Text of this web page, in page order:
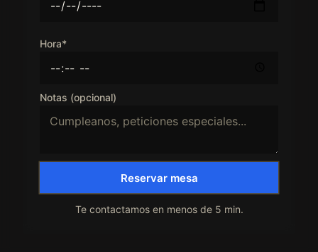
Hora*
Notas (opcional)
Reservar mesa
Te contactamos en menos de 5 min.